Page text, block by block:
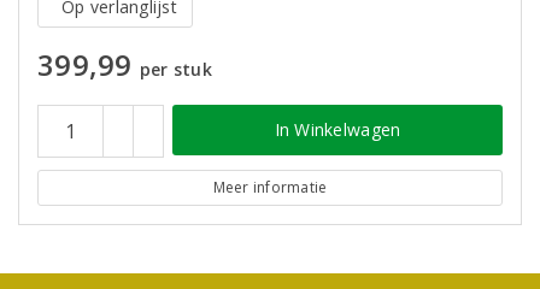
Op verlanglijst
399,99 per stuk
In Winkelwagen
Meer informatie